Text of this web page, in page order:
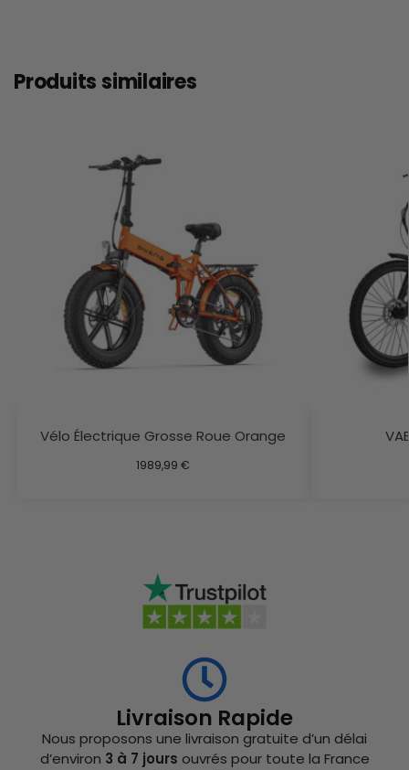
Produits similaires
Vélo Électrique Grosse Roue Orange
1989,99€
Livraison Rapide
Nous proposons une livraison gratuite d’un délai
d’environ 3 à 7 jours ouvrés pour toute la France